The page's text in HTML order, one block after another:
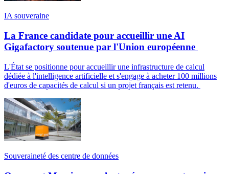
IA souveraine
La France candidate pour accueillir une AI
Gigafactory soutenue par l'Union européenne
L'État se positionne pour accueillir une infrastructure de calcul
dédiée à l'intelligence artificielle et s'engage à acheter 100 millions
d'euros de capacités de calcul si un projet français est retenu.
Souveraineté des centre de données